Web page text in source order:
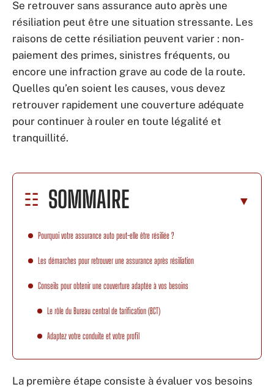
Se retrouver sans assurance auto après une
résiliation peut être une situation stressante. Les
raisons de cette résiliation peuvent varier : non-
paiement des primes, sinistres fréquents, ou
encore une infraction grave au code de la route.
Quelles qu’en soient les causes, vous devez
retrouver rapidement une couverture adéquate
pour continuer à rouler en toute légalité et
tranquillité.
SOMMAIRE
Pourquoi votre assurance auto peut-elle être résiliée ?
Les démarches pour retrouver une assurance après résiliation
Conseils pour obtenir une couverture adaptée à vos besoins
Le rôle du Bureau central de tarification (BCT)
Adaptez votre conduite et votre profil
La première étape consiste à évaluer vos besoins